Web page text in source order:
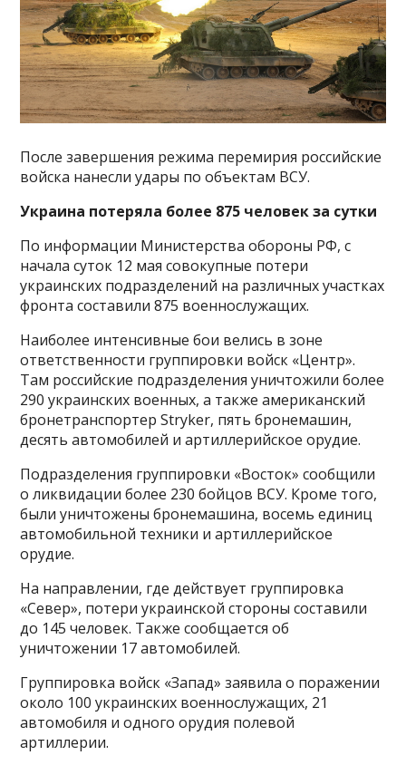
После завершения режима перемирия российские
войска нанесли удары по объектам ВСУ.
Украина потеряла более 875 человек за сутки
По информации Министерства обороны РФ, с
начала суток 12 мая совокупные потери
украинских подразделений на различных участках
фронта составили 875 военнослужащих.
Наиболее интенсивные бои велись в зоне
ответственности группировки войск «Центр».
Там российские подразделения уничтожили более
290 украинских военных, а также американский
бронетранспортер Stryker, пять бронемашин,
десять автомобилей и артиллерийское орудие.
Подразделения группировки «Восток» сообщили
о ликвидации более 230 бойцов ВСУ. Кроме того,
были уничтожены бронемашина, восемь единиц
автомобильной техники и артиллерийское
орудие.
На направлении, где действует группировка
«Север», потери украинской стороны составили
до 145 человек. Также сообщается об
уничтожении 17 автомобилей.
Группировка войск «Запад» заявила о поражении
около 100 украинских военнослужащих, 21
автомобиля и одного орудия полевой
артиллерии.